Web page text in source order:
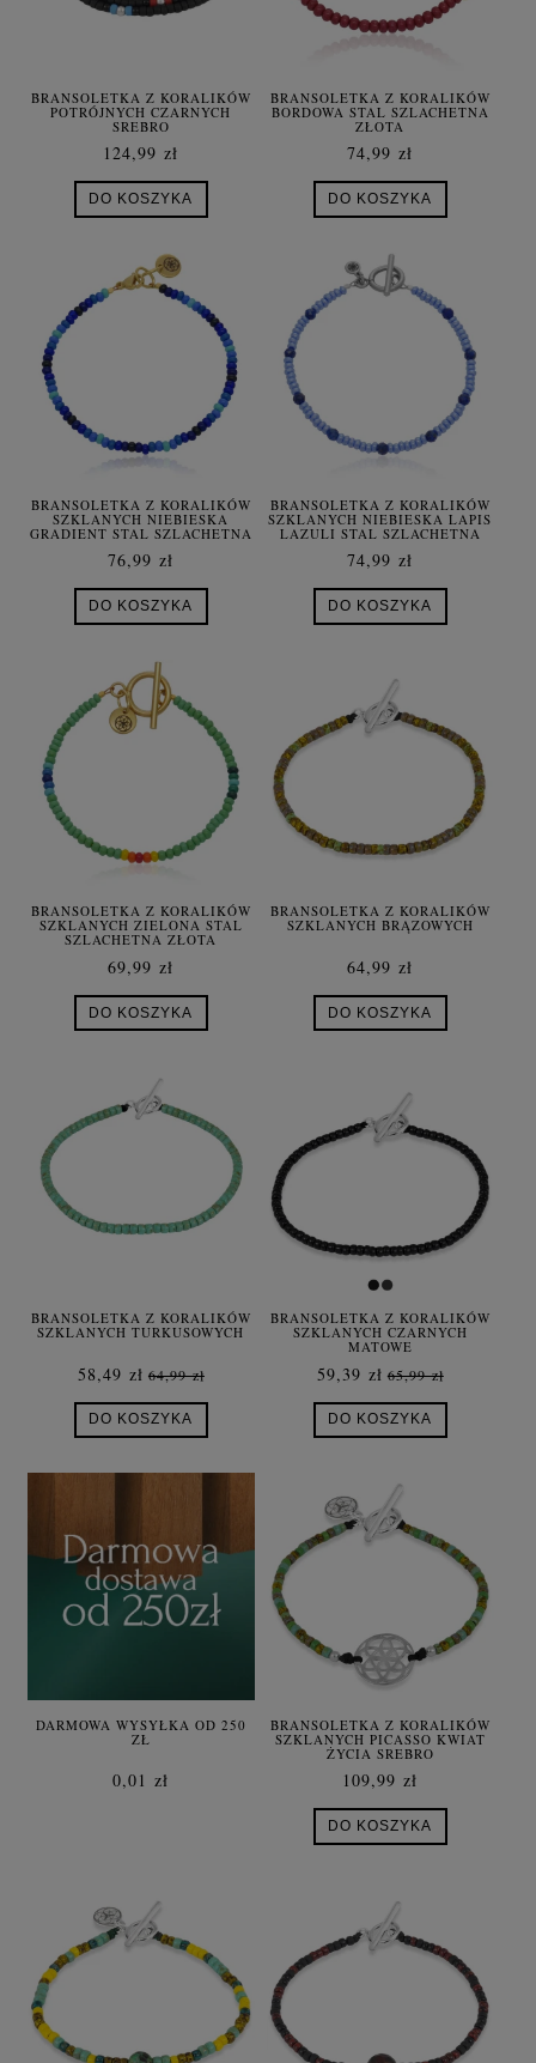
BRANSOLETKA Z KORALIKÓW
POTRÓJNYCH CZARNYCH
SREBRO
124,99 zł
DO KOSZYKA
BRANSOLETKA Z KORALIKÓW
BORDOWA STAL SZLACHETNA
ZŁOTA
74,99 zł
DO KOSZYKA
BRANSOLETKA Z KORALIKÓW
SZKLANYCH NIEBIESKA
GRADIENT STAL SZLACHETNA
76,99 zł
DO KOSZYKA
BRANSOLETKA Z KORALIKÓW
SZKLANYCH NIEBIESKA LAPIS
LAZULI STAL SZLACHETNA
74,99 zł
DO KOSZYKA
BRANSOLETKA Z KORALIKÓW
SZKLANYCH ZIELONA STAL
SZLACHETNA ZŁOTA
69,99 zł
DO KOSZYKA
BRANSOLETKA Z KORALIKÓW
SZKLANYCH BRĄZOWYCH
64,99 zł
DO KOSZYKA
BRANSOLETKA Z KORALIKÓW
SZKLANYCH TURKUSOWYCH
58,49 zł 64,99 zł
DO KOSZYKA
BRANSOLETKA Z KORALIKÓW
SZKLANYCH CZARNYCH
MATOWE
59,39 zł 65,99 zł
DO KOSZYKA
DARMOWA WYSYŁKA OD 250
ZŁ
0,01 zł
BRANSOLETKA Z KORALIKÓW
SZKLANYCH PICASSO KWIAT
ŻYCIA SREBRO
109,99 zł
DO KOSZYKA